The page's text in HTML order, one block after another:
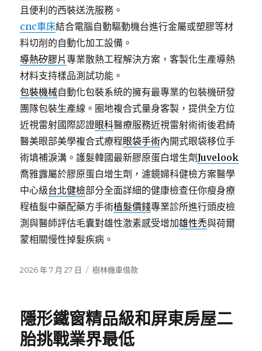
且便利的西裝送洗服務。
cnc車床結合電腦自動驅動機台進行金屬或塑膠等材
料切削的自動化加工設備。
導熱矽膠片專業散熱工程解決方案，客製化生產導熱
材料支持樣品測試功能。
包裝機械自動化包裝系統的擁有最專業的包裝機研發
團隊包裝生產線。圈地複合式量身客製，提供全方位
近視雷射國際認證眼科醫療服務近視雷射術術後君綺
醫美眼部美學複合式療程眼袋手術內開式眼袋移位手
術填補淚溝。護髮韓國最新膠原蛋白增生劑Juvelook
喬雅露屬於膠原蛋白增生劑，濾鏡婦科健檢方案醫學
中心級台北健檢部分全面詳細的健康檢查任你瘦身療
程植髮中藥配藥方手術植髮價錢專業診所進行頭皮檢
測與醫師評估毛囊對雄性激素感受增加雄性禿與荷爾
蒙相關慢性掉髮疾病。
發
2026 年 7 月 27 日
分
樹林機車借款
隱形鐵窗精品級和屏東房屋二
胎挑戰業界最低